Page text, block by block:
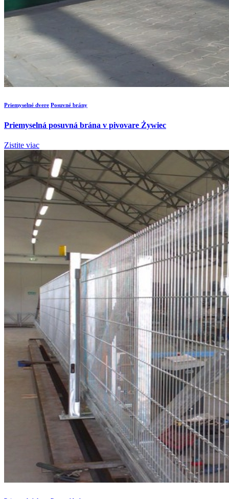
Priemyselné dvere Posuvné brány
Priemyselná posuvná brána v pivovare Żywiec
Zistite viac